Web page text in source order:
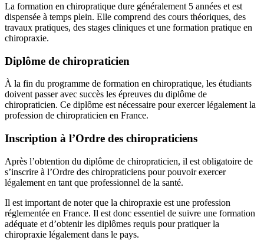
La formation en chiropratique dure généralement 5 années et est
dispensée à temps plein. Elle comprend des cours théoriques, des
travaux pratiques, des stages cliniques et une formation pratique en
chiropraxie.
Diplôme de chiropraticien
À la fin du programme de formation en chiropratique, les étudiants
doivent passer avec succès les épreuves du diplôme de
chiropraticien. Ce diplôme est nécessaire pour exercer légalement la
profession de chiropraticien en France.
Inscription à l’Ordre des chiropraticiens
Après l’obtention du diplôme de chiropraticien, il est obligatoire de
s’inscrire à l’Ordre des chiropraticiens pour pouvoir exercer
légalement en tant que professionnel de la santé.
Il est important de noter que la chiropraxie est une profession
réglementée en France. Il est donc essentiel de suivre une formation
adéquate et d’obtenir les diplômes requis pour pratiquer la
chiropraxie légalement dans le pays.